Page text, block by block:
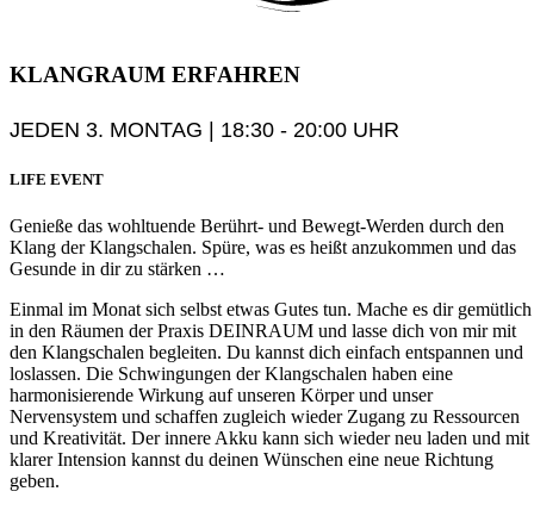
KLANGRAUM ERFAHREN
JEDEN 3. MONTAG | 18:30 - 20:00 UHR
LIFE EVENT
Genieße das wohltuende Berührt- und Bewegt-Werden durch den
Klang der Klangschalen. Spüre, was es heißt anzukommen und das
Gesunde in dir zu stärken …
Einmal im Monat sich selbst etwas Gutes tun. Mache es dir gemütlich
in den Räumen der Praxis DEINRAUM und lasse dich von mir mit
den Klangschalen begleiten. Du kannst dich einfach entspannen und
loslassen. Die Schwingungen der Klangschalen haben eine
harmonisierende Wirkung auf unseren Körper und unser
Nervensystem und schaffen zugleich wieder Zugang zu Ressourcen
und Kreativität. Der innere Akku kann sich wieder neu laden und mit
klarer Intension kannst du deinen Wünschen eine neue Richtung
geben.